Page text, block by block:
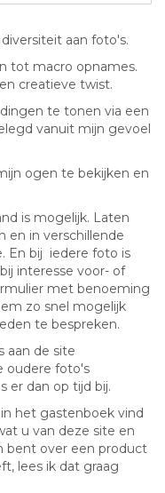
aan foto's.
tot macro opnames.
creatieve twist.
te tonen via een
vanuit mijn gevoel
ogen te bekijken en
is mogelijk. Laten
en in verschillende
En bij iedere foto is
interesse voor- of
met benoeming
zo snel mogelijk
te bespreken.
aan de site
oudere foto's
er dan op tijd bij.
het gastenboek vind
u van deze site en
bent over een product
lees ik dat graag